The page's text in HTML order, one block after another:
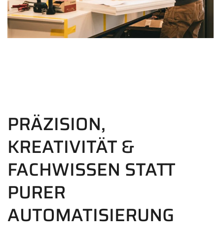
PRÄZISION,
KREATIVITÄT &
FACHWISSEN STATT
PURER
AUTOMATISIERUNG